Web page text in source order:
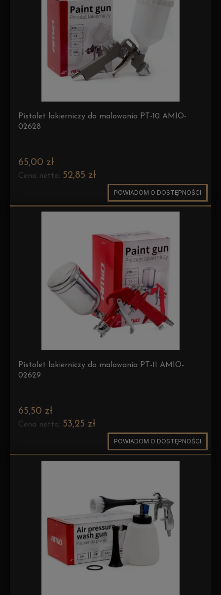
Pistolet lakierniczy do malowania PT-10 AMIO-
02628
65,00 zł
Cena netto: 52,85 zł
POWIADOM O DOSTĘPNOŚCI
Pistolet lakierniczy do malowania PT-11 AMIO-
02629
65,50 zł
Cena netto: 53,25 zł
POWIADOM O DOSTĘPNOŚCI